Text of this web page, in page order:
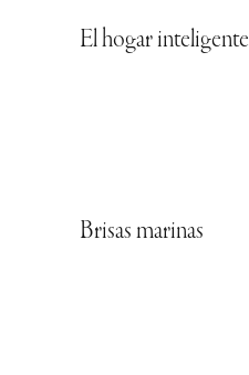
El hogar inteligente
Brisas marinas